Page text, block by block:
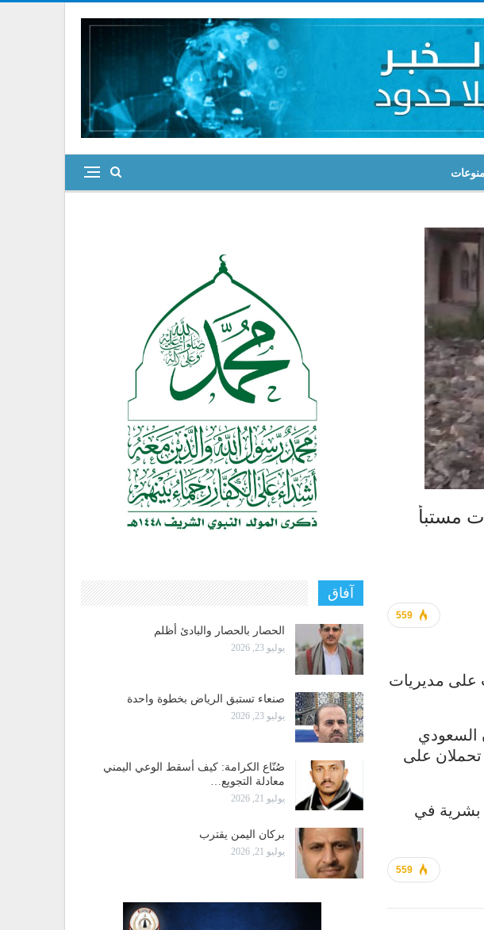
منوعات
على مديريات مستبأ
559
الأثنين 23 نوفمبر 2015 ثلاث غارات على مديريات
السعودي
تحملان على
بشرية في
559
آفاق
الحصار بالحصار والبادئ أظلم
يوليو 23, 2026
صنعاء تستبق الرياض بخطوة واحدة
يوليو 23, 2026
صُنّاع الكرامة: كيف أسقط الوعي اليمني
معادلة التجويع…
يوليو 21, 2026
بركان اليمن يقترب
يوليو 21, 2026